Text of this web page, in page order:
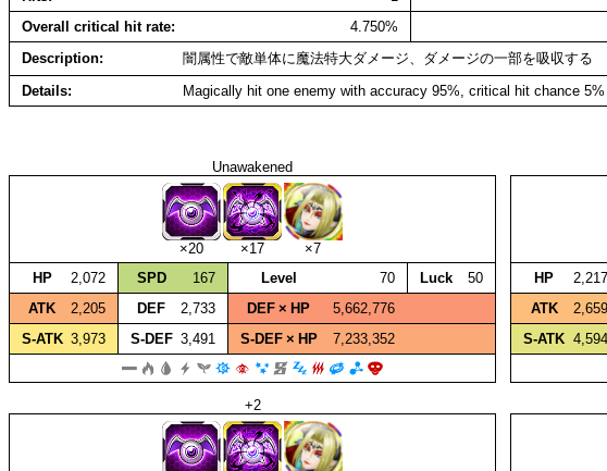
Overall critical hit rate
4.750%
Description
闇属性で敵単体に魔法特大ダメージ、ダメージの一部を吸収する
Details
Magically hit one enemy with accuracy 95%, critical hit chance
Unawakened
×20 ×17
×7
HP
2,072 SPD 167 Level 70 Luck
50
ATK
2,205 DEF 2,733 DEF × HP
5,662,776
S‑ATK 3,973 S‑DEF 3,491 S‑DEF × HP 7,233,352
HP
2,217
ATK
2,659
S‑ATK 4,594
+2